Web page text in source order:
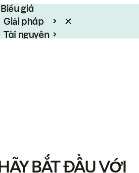
Biểu giá
Giải pháp
Tài nguyên
HÃY BẮT ĐẦU VỚI